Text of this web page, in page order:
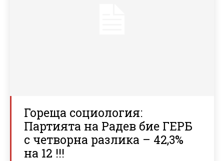
Гореща социология:
Партията на Радев бие ГЕРБ
с четворна разлика – 42,3%
на 12 !!!